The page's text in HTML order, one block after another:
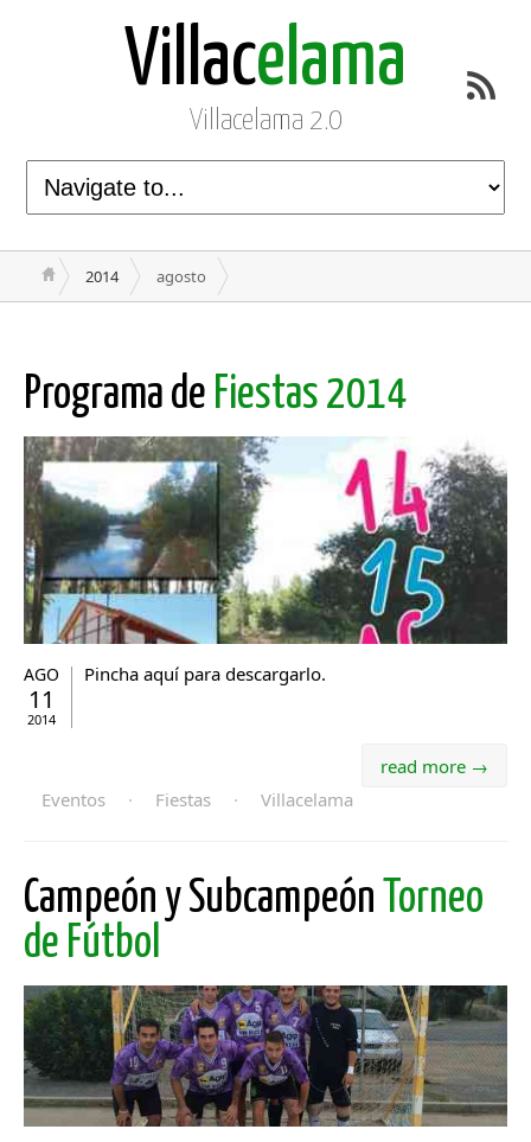
Villacelama
Villacelama 2.0
2014 agosto
Programa de Fiestas 2014
AGO
11
2014
Pincha aquí para descargarlo.
read more →
Eventos
· Fiestas · Villacelama
Campeón y Subcampeón Torneo
de Fútbol